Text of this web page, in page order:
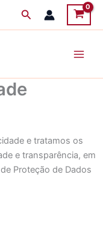
Search
e tratamos os
e transparência, em
Proteção de Dados